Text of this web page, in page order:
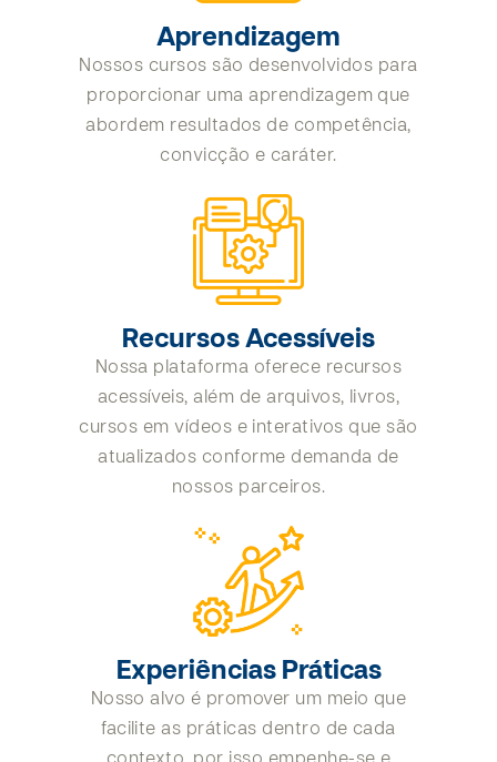
Aprendizagem
Nossos cursos são desenvolvidos para
proporcionar uma aprendizagem que
abordem resultados de competência,
convicção e caráter.
Recursos Acessíveis
Nossa plataforma oferece recursos
acessíveis, além de arquivos, livros,
cursos em vídeos e interativos que são
atualizados conforme demanda de
nossos parceiros.
Experiências Práticas
Nosso alvo é promover um meio que
facilite as práticas dentro de cada